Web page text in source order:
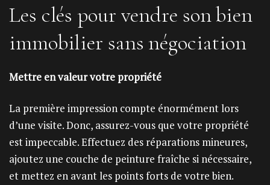
Les clés pour vendre son bien
immobilier sans négociation
Mettre en valeur votre propriété
La première impression compte énormément lors
d’une visite. Donc, assurez-vous que votre propriété
est impeccable. Effectuez des réparations mineures,
ajoutez une couche de peinture fraîche si nécessaire,
et mettez en avant les points forts de votre bien.